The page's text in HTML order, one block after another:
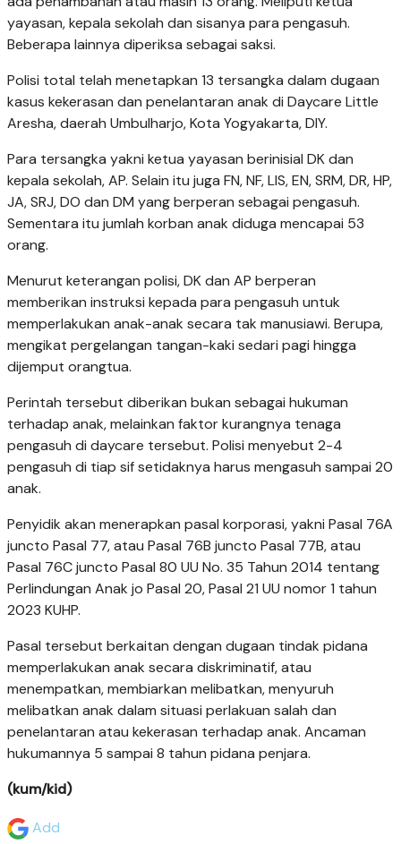
yayasan, kepala sekolah dan sisanya para pengasuh.
Beberapa lainnya diperiksa sebagai saksi.
Polisi total telah menetapkan 13 tersangka dalam dugaan
kasus kekerasan dan penelantaran anak di Daycare Little
Aresha, daerah Umbulharjo, Kota Yogyakarta, DIY.
Para tersangka yakni ketua yayasan berinisial DK dan
kepala sekolah, AP. Selain itu juga FN, NF, LIS, EN, SRM, DR, HP,
JA, SRJ, DO dan DM yang berperan sebagai pengasuh.
Sementara itu jumlah korban anak diduga mencapai 53
orang.
Menurut keterangan polisi, DK dan AP berperan
memberikan instruksi kepada para pengasuh untuk
memperlakukan anak-anak secara tak manusiawi. Berupa,
mengikat pergelangan tangan-kaki sedari pagi hingga
dijemput orangtua.
Perintah tersebut diberikan bukan sebagai hukuman
terhadap anak, melainkan faktor kurangnya tenaga
pengasuh di daycare tersebut. Polisi menyebut 2-4
pengasuh di tiap sif setidaknya harus mengasuh sampai 20
anak.
Penyidik akan menerapkan pasal korporasi, yakni Pasal 76A
juncto Pasal 77, atau Pasal 76B juncto Pasal 77B, atau
Pasal 76C juncto Pasal 80 UU No. 35 Tahun 2014 tentang
Perlindungan Anak jo Pasal 20, Pasal 21 UU nomor 1 tahun
2023 KUHP.
Pasal tersebut berkaitan dengan dugaan tindak pidana
memperlakukan anak secara diskriminatif, atau
menempatkan, membiarkan melibatkan, menyuruh
melibatkan anak dalam situasi perlakuan salah dan
penelantaran atau kekerasan terhadap anak. Ancaman
hukumannya 5 sampai 8 tahun pidana penjara.
(kum/kid)
Add